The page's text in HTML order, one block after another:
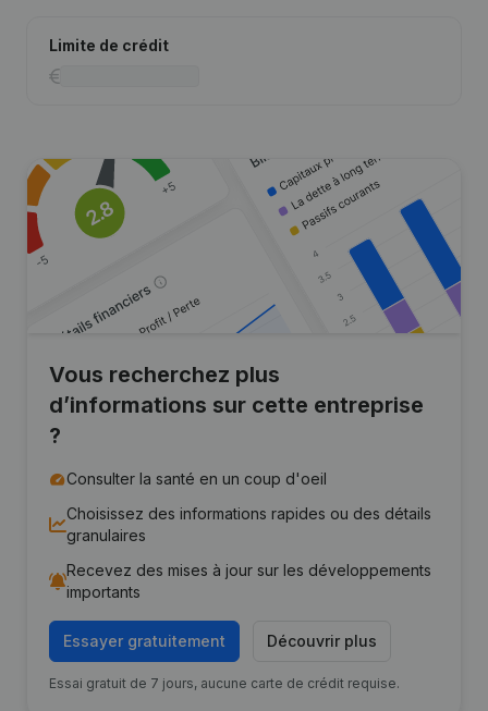
Limite de crédit
Vous recherchez plus
d’informations sur cette entreprise
?
Consulter la santé en un coup d'oeil
Choisissez des informations rapides ou des détails
granulaires
Recevez des mises à jour sur les développements
importants
Essayer gratuitement Découvrir plus
Essai gratuit de 7 jours, aucune carte de crédit requise.